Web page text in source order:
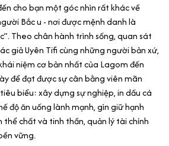
cho bạn một góc nhìn rất khác về
Bắc u - nơi được mệnh danh là
Theo chân hành trình sống, quan sát
giả Uyên Tifi cùng những người bản xứ,
niệm cơ bản nhất của Lagom đến
để đạt được sự cân bằng viên mãn
biểu: xây dựng sự nghiệp, in dấu cá
độ ăn uống lành mạnh, gìn giữ hạnh
thể chất và tinh thần, quản lý tài chính
vững.